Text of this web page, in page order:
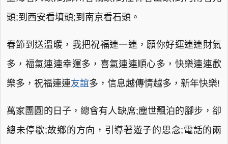
頭;到西安看墳頭;到南京看石頭。
春節到送溫暖，我把祝福連一連，願你好運連連財氣
多，福氣連連幸運多，喜氣連連順心多，快樂連連歡
樂多，祝福連連友誼多，信息越傳情越多，新年快樂!
萬家團圓的日子，總會有人缺席;塵世飄泊的腳步，卻
總未停歇;故鄉的方向，引導著遊子的思念;電話的兩